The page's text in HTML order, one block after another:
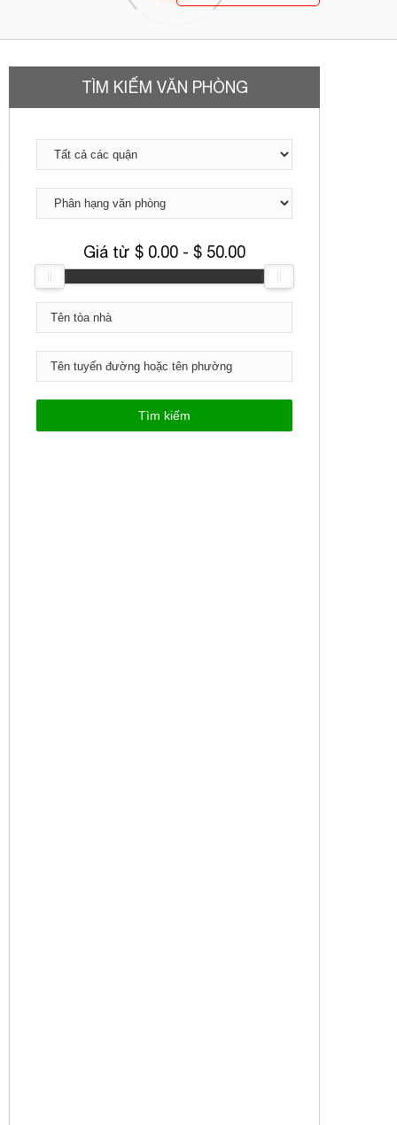
TÌM KIẾM VĂN PHÒNG
Giá từ $ 0.00 - $ 50.00